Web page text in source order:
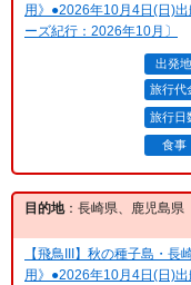
用》●2026年10月4日(日)
ーズ紀行：2026年10月〕
出発地
旅行代
旅行日
食事
目的地：長崎県、鹿児島県
【飛鳥III】秋の種子島・
用》●2026年10月4日(日)